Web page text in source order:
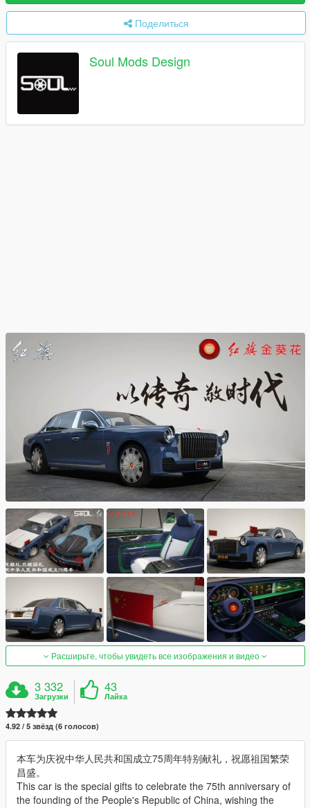
Поделиться
Soul Mods Design
Расширьте, чтобы увидеть все изображения и видео
3 332
Загрузки
43
Лайка
4.92 / 5 звёзд (6 голосов)
本车为庆祝中华人民共和国成立75周年特别献礼，祝愿祖国繁荣
昌盛。
This car is the special gifts to celebrate the 75th anniversary of
the founding of the People's Republic of China, wishing the